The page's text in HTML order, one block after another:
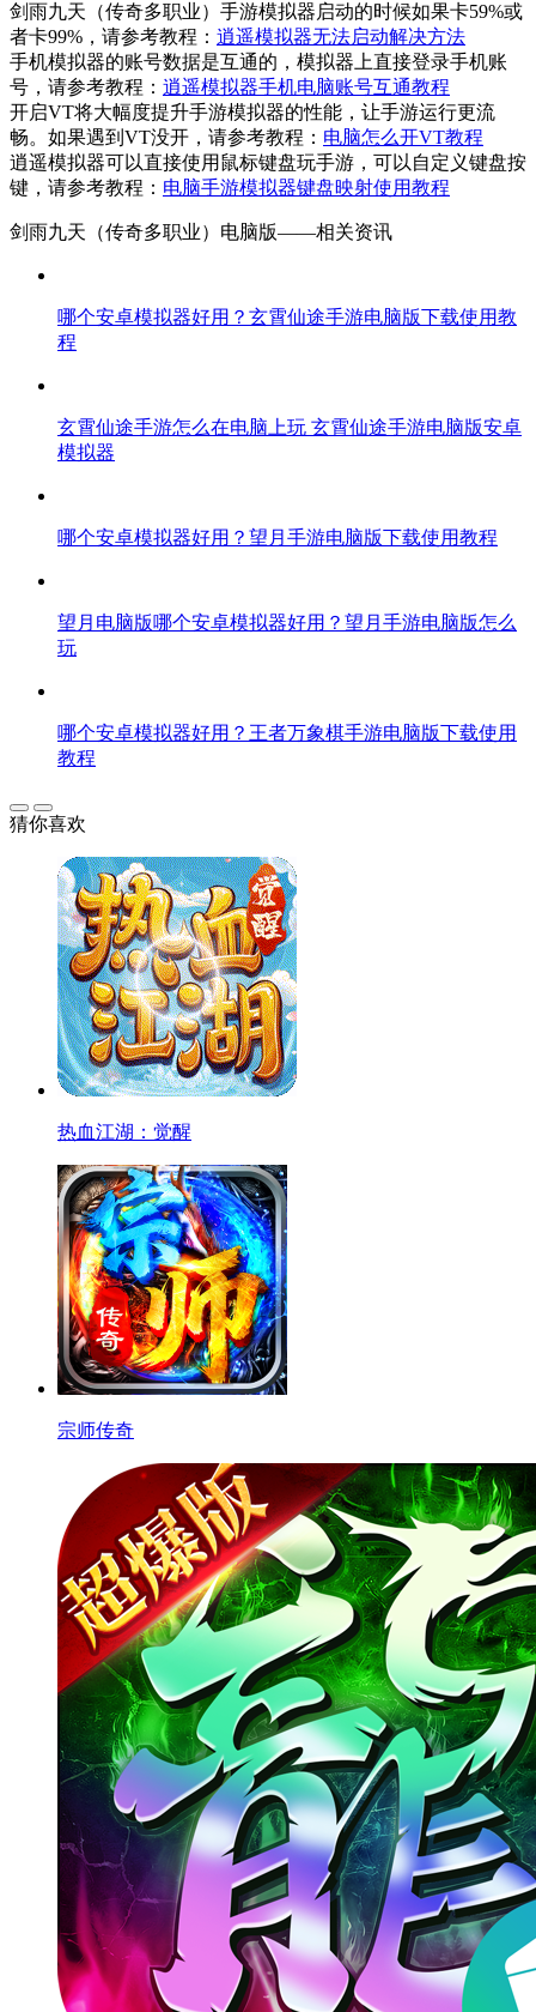
剑雨九天（传奇多职业）手游模拟器启动的时候如果卡59%或
者卡99%，请参考教程： 逍遥模拟器无法启动解决方法
手机模拟器的账号数据是互通的，模拟器上直接登录手机账
号，请参考教程： 逍遥模拟器手机电脑账号互通教程
开启VT将大幅度提升手游模拟器的性能，让手游运行更流
畅。如果遇到VT没开，请参考教程： 电脑怎么开VT教程
逍遥模拟器可以直接使用鼠标键盘玩手游，可以自定义键盘按
键，请参考教程： 电脑手游模拟器键盘映射使用教程
剑雨九天（传奇多职业）电脑版——相关资讯
哪个安卓模拟器好用？玄霄仙途手游电脑版下载使用教
程
玄霄仙途手游怎么在电脑上玩 玄霄仙途手游电脑版安卓
模拟器
哪个安卓模拟器好用？望月手游电脑版下载使用教程
望月电脑版哪个安卓模拟器好用？望月手游电脑版怎么
玩
哪个安卓模拟器好用？王者万象棋手游电脑版下载使用
教程
猜你喜欢
热血江湖：觉醒
宗师传奇